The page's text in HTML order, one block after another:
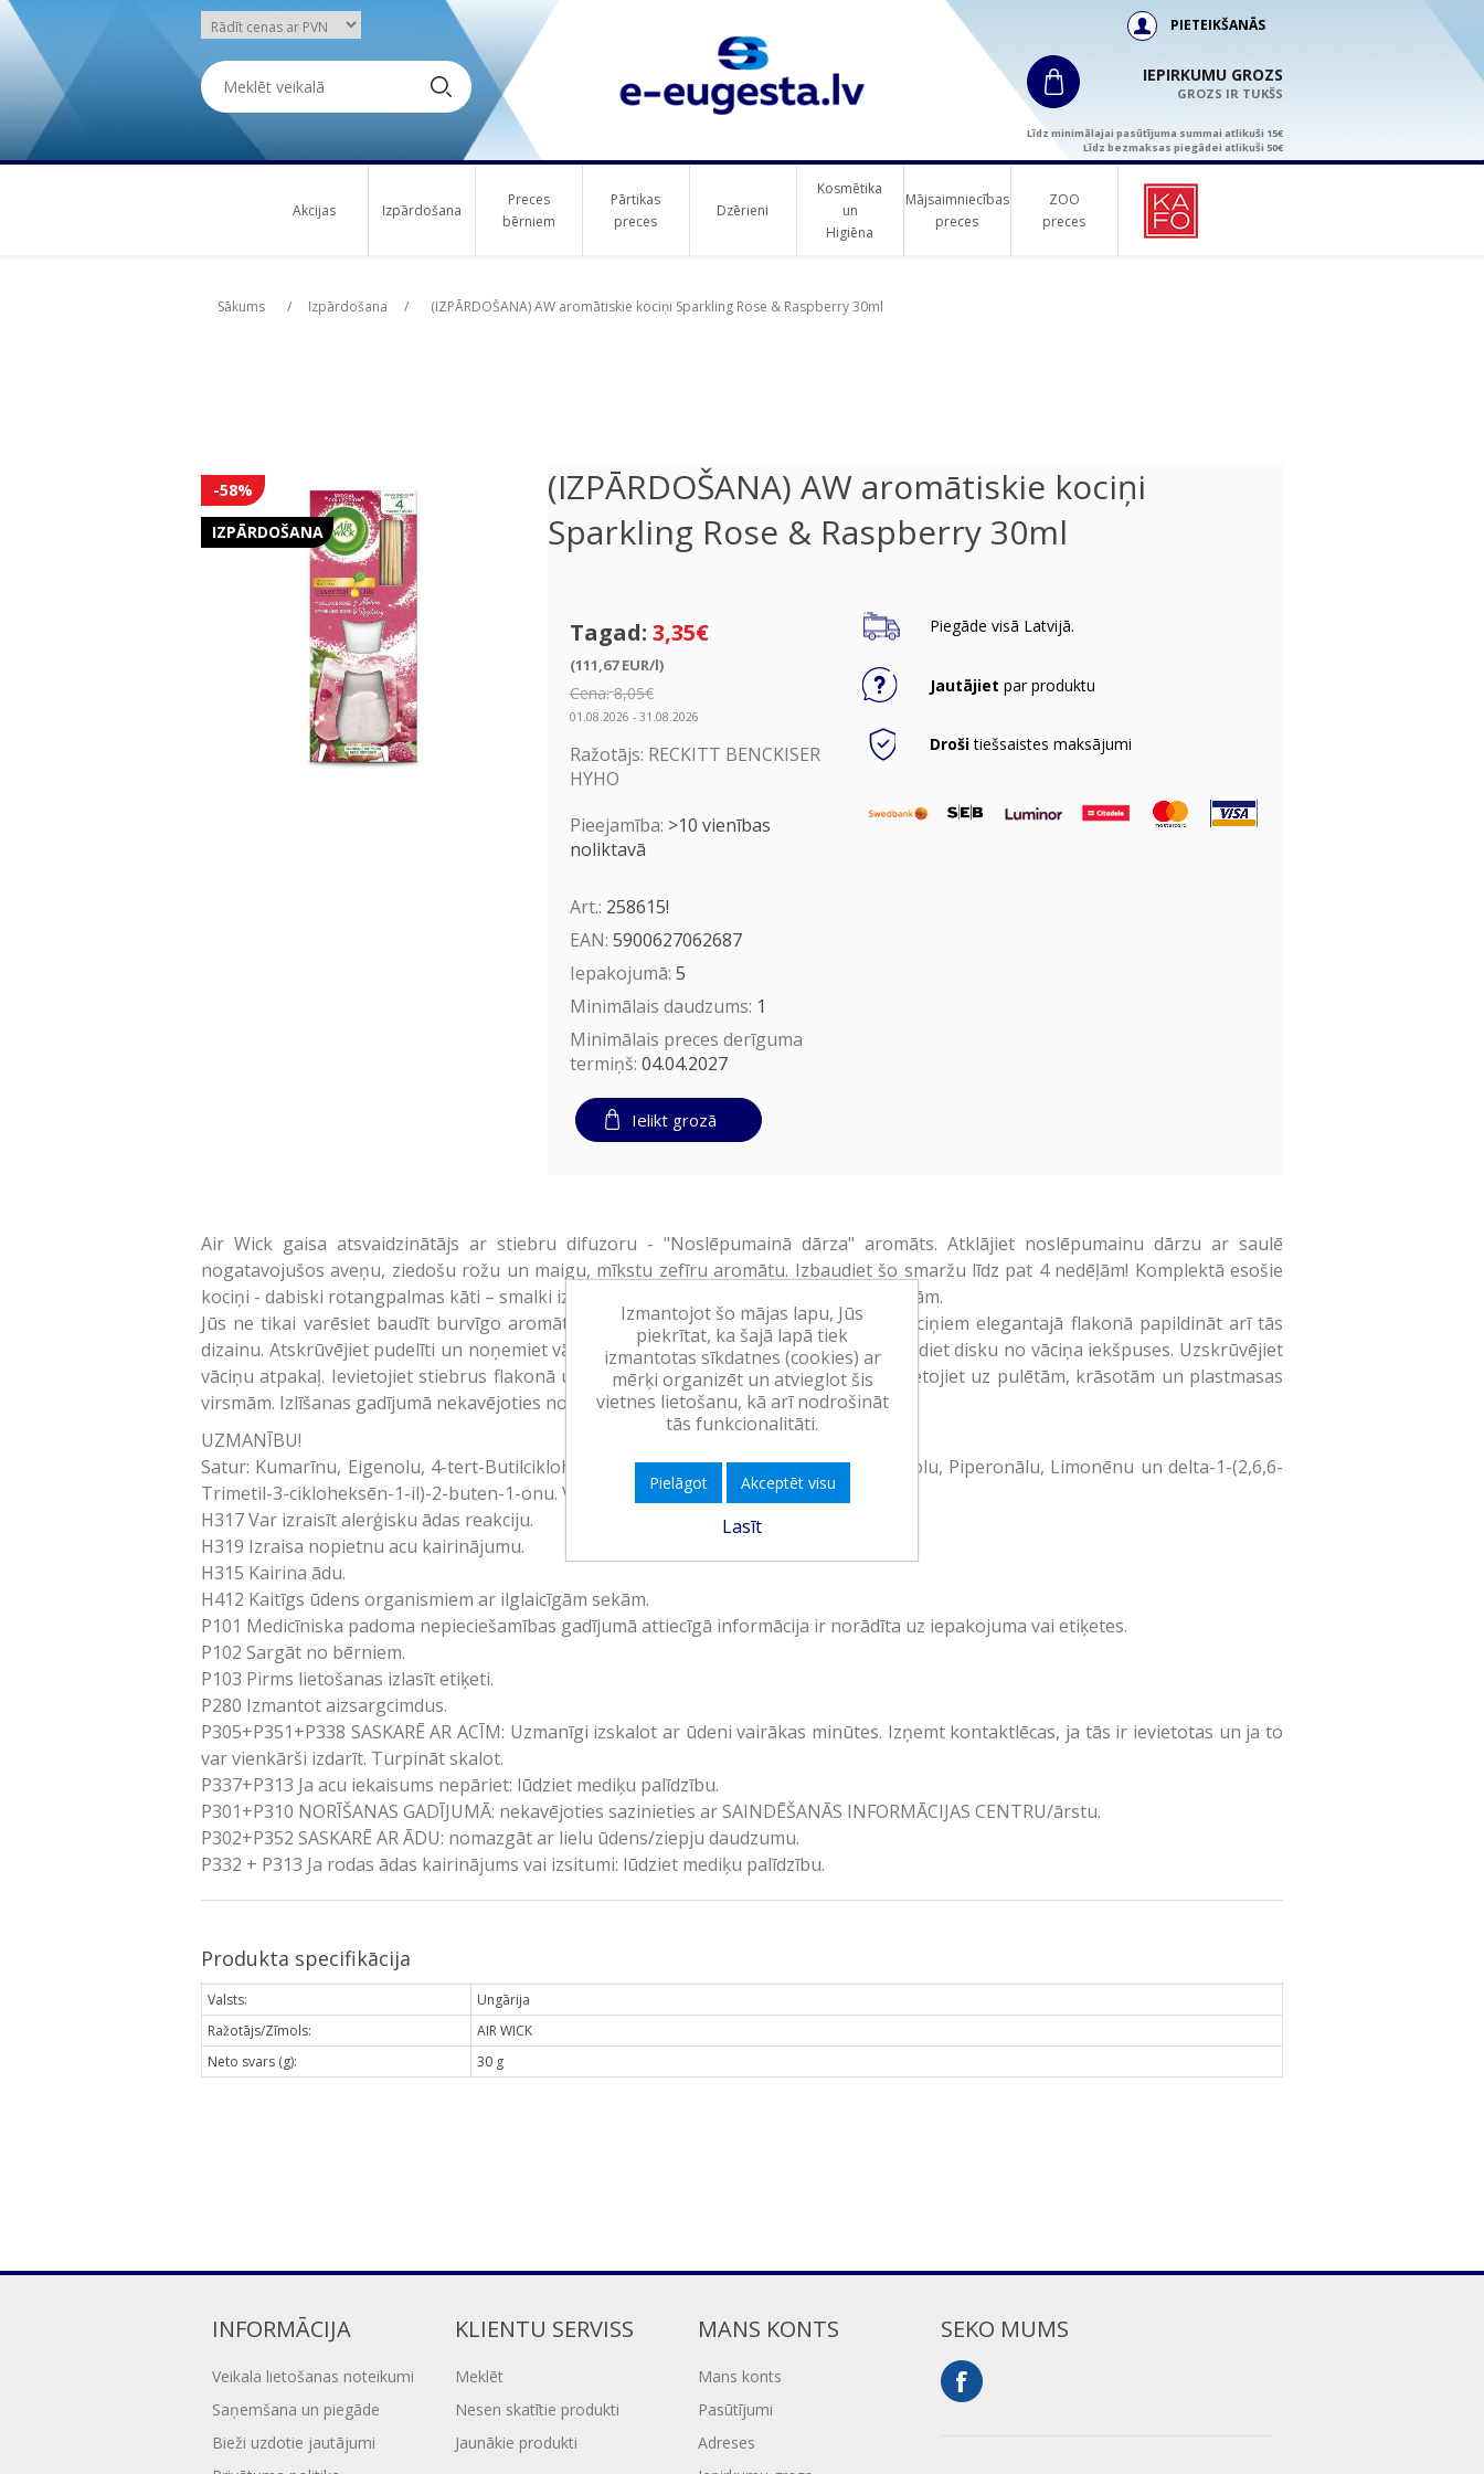
PIETEIKŠANĀS
IEPIRKUMU GROZS
GROZS IR TUKŠS
Līdz minimālajai pasūtījuma summai atlikuši 15€
Līdz bezmaksas piegādei atlikuši 50€
Akcijas Izpārdošana
Preces
bērniem
Pārtikas
preces
Dzērieni
Kosmētika
un
Higiēna
Mājsaimniecības
preces
ZOO
preces
Sākums / Izpārdošana / (IZPĀRDOŠANA) AW aromātiskie kociņi Sparkling Rose & Raspberry 30ml
IZPĀRDOŠANA
-58%
(IZPĀRDOŠANA) AW aromātiskie kociņi
Sparkling Rose & Raspberry 30ml
Tagad: 3,35€
(111,67 EUR/l)
Cena: 8,05€
01.08.2026 - 31.08.2026
Ražotājs: RECKITT BENCKISER
HYHO
Pieejamība: >10 vienības
noliktavā
Art.: 258615!
EAN: 5900627062687
Iepakojumā: 5
Minimālais daudzums: 1
Minimālais preces derīguma
termiņš: 04.04.2027
Ielikt grozā
Piegāde visā Latvijā.
Jautājiet par produktu
Drošitiešsaistes maksājumi
Air Wick gaisa atsvaidzinātājs ar stiebru difuzoru - "Noslēpumainā dārza" aromāts. Atklājiet noslēpumainu dārzu ar saulē
nogatavojušos aveņu, ziedošu rožu un maigu, mīkstu zefīru aromātu. Izbaudiet šo smaržu līdz pat 4 nedēļām! Komplektā esošie
kociņi - dabiski rotangpalmas kāti – smalki izkliedē ekskluzīvu aromātu līdz pat 28 dienām.
Jūs ne tikai varēsiet baudīt burvīgo aromātu, kas ieskaus māju, bet ar slaidajiem kociņiem elegantajā flakonā papildināt arī tās
dizainu. Atskrūvējiet pudelīti un noņemiet vāciņu. Uzvelciet cimdus un ar pirkstu izspiediet disku no vāciņa iekšpuses. Uzskrūvējiet
vāciņu atpakaļ. Ievietojiet stiebrus flakonā un novietojiet uz stabilas virsmas. Nenovietojiet uz pulētām, krāsotām un plastmasas
virsmām. Izlīšanas gadījumā nekavējoties noslaukiet virsmu ar mitru drānu.
UZMANĪBU!
Satur: Kumarīnu, Eigenolu, 4-tert-Butilcikloheksil acetātu, Alfa-izometiljononu, Linaloolu, Piperonālu, Limonēnu un delta-1-(2,6,6-
Trimetil-3-cikloheksēn-1-il)-2-buten-1-onu. Var izraisīt alerģisku reakciju.
H317 Var izraisīt alerģisku ādas reakciju.
H319 Izraisa nopietnu acu kairinājumu.
H315 Kairina ādu.
H412 Kaitīgs ūdens organismiem ar ilglaicīgām sekām.
P101 Medicīniska padoma nepieciešamības gadījumā attiecīgā informācija ir norādīta uz iepakojuma vai etiķetes.
P102 Sargāt no bērniem.
P103 Pirms lietošanas izlasīt etiķeti.
P280 Izmantot aizsargcimdus.
P305+P351+P338 SASKARĒ AR ACĪM: Uzmanīgi izskalot ar ūdeni vairākas minūtes. Izņemt kontaktlēcas, ja tās ir ievietotas un ja to
var vienkārši izdarīt. Turpināt skalot.
P337+P313 Ja acu iekaisums nepāriet: lūdziet mediķu palīdzību.
P301+P310 NORĪŠANAS GADĪJUMĀ: nekavējoties sazinieties ar SAINDĒŠANĀS INFORMĀCIJAS CENTRU/ārstu.
P302+P352 SASKARĒ AR ĀDU: nomazgāt ar lielu ūdens/ziepju daudzumu.
P332 + P313 Ja rodas ādas kairinājums vai izsitumi: lūdziet mediķu palīdzību.
Produkta specifikācija
Valsts:
Ungārija
Ražotājs/Zīmols:
AIR WICK
Neto svars (g):
30 g
INFORMĀCIJA
Veikala lietošanas noteikumi
Saņemšana un piegāde
Bieži uzdotie jautājumi
KLIENTU SERVISS
Meklēt
Nesen skatītie produkti
Jaunākie produkti
MANS KONTS
Mans konts
Pasūtījumi
Adreses
SEKO MUMS
Izmantojot šo mājas lapu, Jūs
piekrītat, ka šajā lapā tiek
izmantotas sīkdatnes (cookies) ar
mērķi organizēt un atvieglot šis
vietnes lietošanu, kā arī nodrošināt
tās funkcionalitāti.
Pielāgot Akceptēt visu
Lasīt